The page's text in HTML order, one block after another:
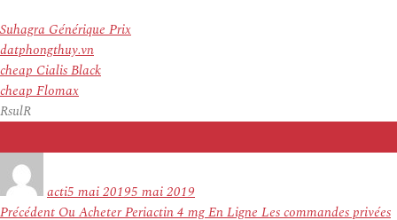
Suhagra Générique Prix
datphongthuy.vn
cheap Cialis Black
cheap Flomax
RsulR
actile
5 mai 20195 mai 2019
Navigation
Précédent Article
Ou Acheter Periactin 4 mg En Ligne Les commandes privées